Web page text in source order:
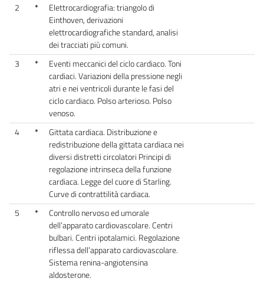
2
*
Elettrocardiografia: triangolo di
Einthoven, derivazioni
elettrocardiografiche standard, analisi
dei tracciati più comuni.
3
*
Eventi meccanici del ciclo cardiaco. Toni
cardiaci. Variazioni della pressione negli
atri e nei ventricoli durante le fasi del
ciclo cardiaco. Polso arterioso. Polso
venoso.
4
*
Gittata cardiaca. Distribuzione e
redistribuzione della gittata cardiaca nei
diversi distretti circolatori Principi di
regolazione intrinseca della funzione
cardiaca. Legge del cuore di Starling.
Curve di contrattilità cardiaca.
5
*
Controllo nervoso ed umorale
dell’apparato cardiovascolare. Centri
bulbari. Centri ipotalamici. Regolazione
riflessa dell’apparato cardiovascolare.
Sistema renina-angiotensina
aldosterone.